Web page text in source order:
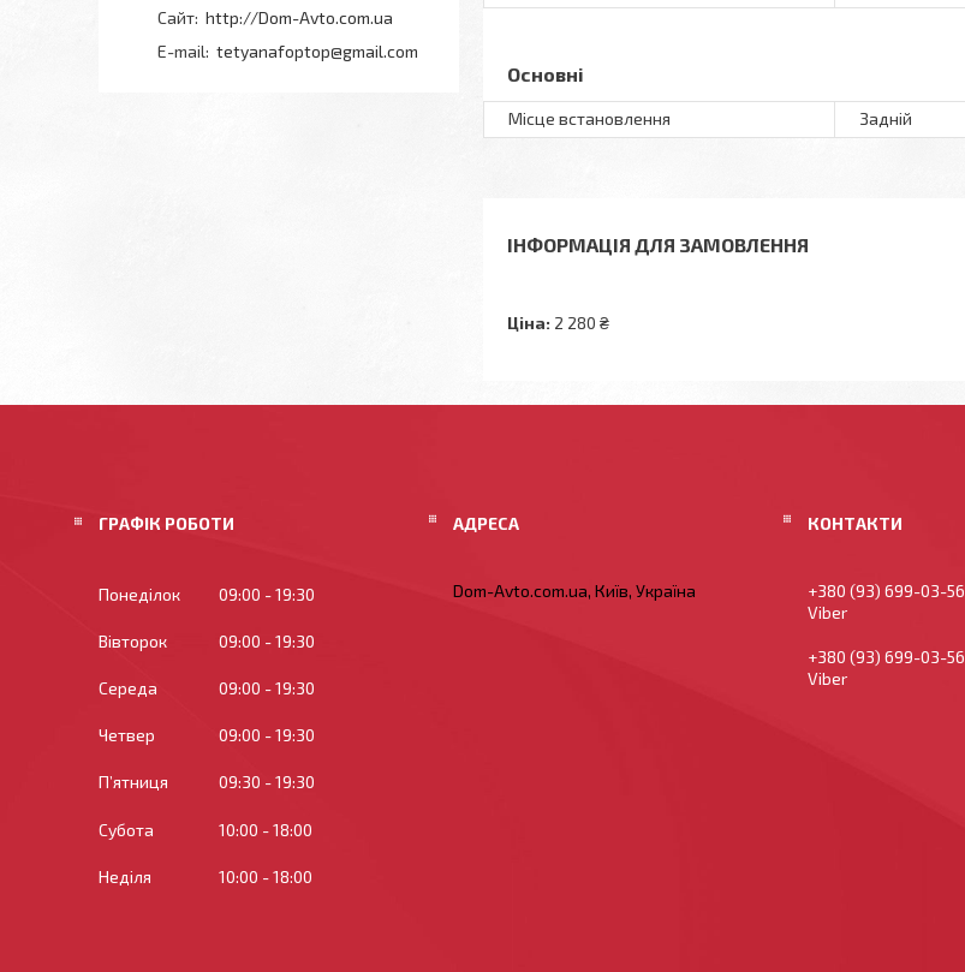
Основні
Місце встановлення Задній
ІНФОРМАЦІЯ ДЛЯ ЗАМОВЛЕННЯ
Ціна: 2 280 ₴
http://Dom-Avto.com.ua
tetyanafoptop@gmail.com
ГРАФІК РОБОТИ
Понеділок 09:00 19:30
Вівторок 09:00 19:30
Середа 09:00 19:30
Четвер 09:00 19:30
Пʼятниця 09:30 19:30
Субота 10:00 18:00
Неділя 10:00 18:00
Dom-Avto.com.ua, Київ, Україна
+380 (93) 699-03-56
Viber
+380 (93) 699-03-56
Viber